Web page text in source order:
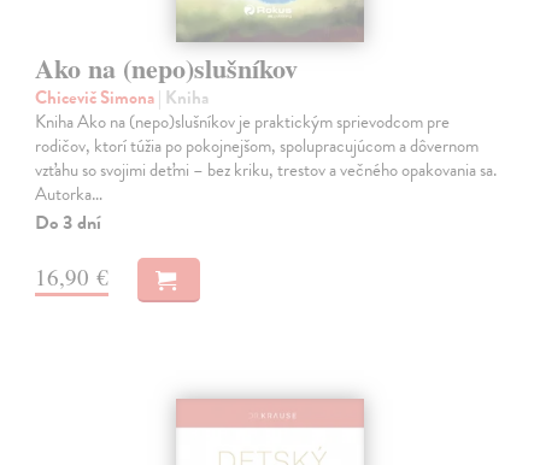
Ako na (nepo)slušníkov
Chicevič Simona| Kniha
Kniha Ako na (nepo)slušníkov je praktickým sprievodcom pre
rodičov, ktorí túžia po pokojnejšom, spolupracujúcom a dôvernom
vzťahu so svojimi deťmi – bez kriku, trestov a večného opakovania sa.
Autorka…
Do 3 dní
16,90 €